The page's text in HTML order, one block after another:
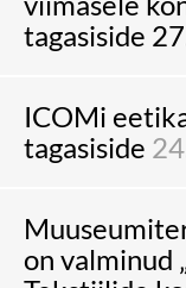
tagasiside
ICOMi
tagasiside
on valminud